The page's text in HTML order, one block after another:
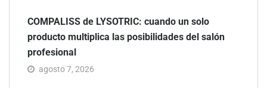
COMPALISS de LYSOTRIC: cuando un solo
producto multiplica las posibilidades del salón
profesional
agosto 7, 2026